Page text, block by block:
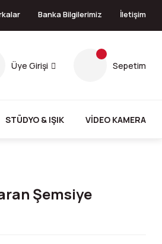
Banka Bilgilerimiz İletişim
Üye Girişi Sepetim
STÜDYO & IŞIK VİDEO KAMERA
Şemsiye